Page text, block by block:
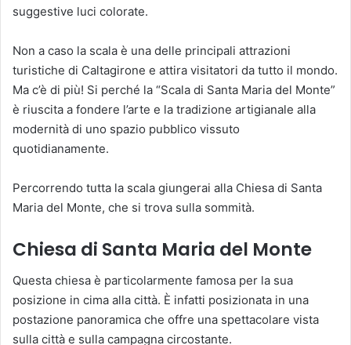
suggestive luci colorate.
Non a caso la scala è una delle principali attrazioni
turistiche di Caltagirone e attira visitatori da tutto il mondo.
Ma c’è di più! Si perché la “Scala di Santa Maria del Monte”
è riuscita a fondere l’arte e la tradizione artigianale alla
modernità di uno spazio pubblico vissuto
quotidianamente.
Percorrendo tutta la scala giungerai alla Chiesa di Santa
Maria del Monte, che si trova sulla sommità.
Chiesa di Santa Maria del Monte
Questa chiesa è particolarmente famosa per la sua
posizione in cima alla città. È infatti posizionata in una
postazione panoramica che offre una spettacolare vista
sulla città e sulla campagna circostante.